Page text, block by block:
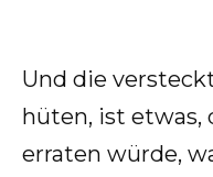
Und die
hüten, ist etwas,
erraten würde,